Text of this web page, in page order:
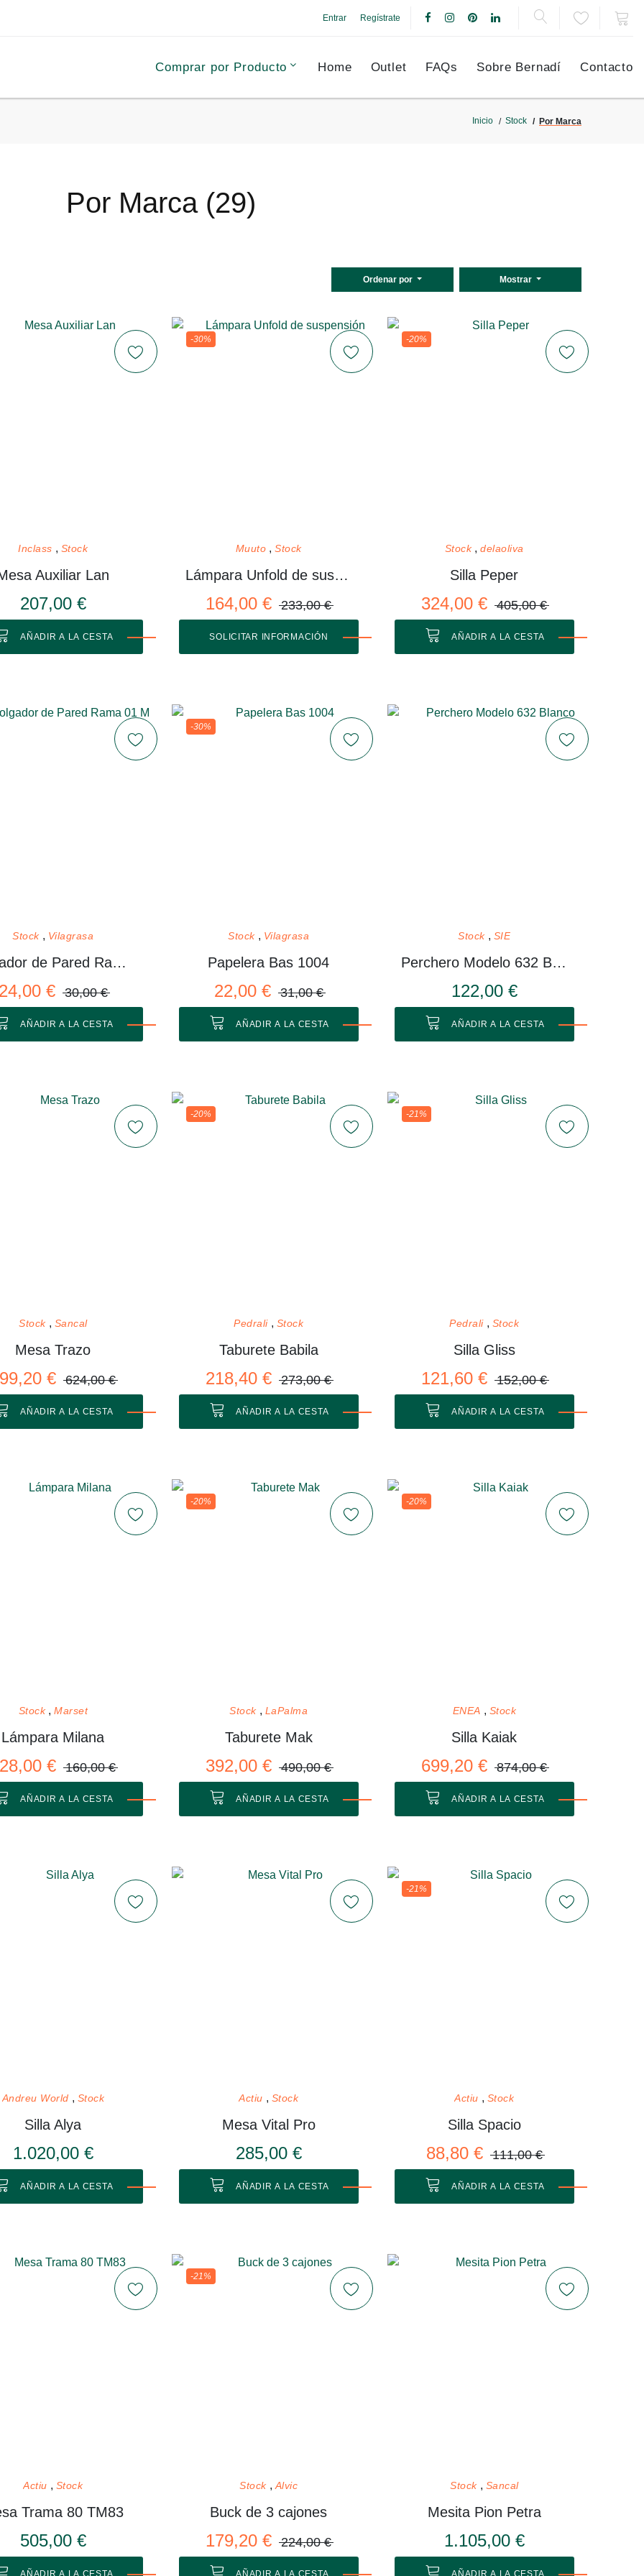
Entrar Regístrate
Comprar por Producto Home Outlet FAQs Sobre Bernadí Contacto
Inicio Stock Por Marca
Por Marca (29)
Ordenar por Mostrar
Inclass Stock
Auxiliar Lan
207,00 €
AÑADIR A LA CESTA
-30%
Muuto Stock
Lámpara Unfold de suspensión
164,00 € 233,00 €
SOLICITAR INFORMACIÓN
-20%
Stock delaoliva
Silla Peper
324,00 € 405,00 €
AÑADIR A LA CESTA
Stock Vilagrasa
Colgador de Pared Rama 01 M
€ 30,00 €
AÑADIR A LA CESTA
-30%
Stock Vilagrasa
Papelera Bas 1004
22,00 € 31,00 €
AÑADIR A LA CESTA
Stock SIE
Perchero Modelo 632 Blanco
122,00 €
AÑADIR A LA CESTA
Stock Sancal
Mesa Trazo
€ 624,00 €
AÑADIR A LA CESTA
-20%
Pedrali Stock
Taburete Babila
218,40 € 273,00 €
AÑADIR A LA CESTA
-21%
Pedrali Stock
Silla Gliss
121,60 € 152,00 €
AÑADIR A LA CESTA
Stock Marset
Lámpara Milana
€ 160,00 €
AÑADIR A LA CESTA
-20%
Stock LaPalma
Taburete Mak
392,00 € 490,00 €
AÑADIR A LA CESTA
-20%
ENEA Stock
Silla Kaiak
699,20 € 874,00 €
AÑADIR A LA CESTA
Andreu World Stock
Silla Alya
1.020,00 €
AÑADIR A LA CESTA
Actiu Stock
Mesa Vital Pro
285,00 €
AÑADIR A LA CESTA
-21%
Actiu Stock
Silla Spacio
88,80 € 111,00 €
AÑADIR A LA CESTA
Actiu Stock
Trama 80 TM83
505,00 €
AÑADIR A LA CESTA
-21%
Stock Alvic
Buck de 3 cajones
179,20 € 224,00 €
AÑADIR A LA CESTA
Stock Sancal
Mesita Pion Petra
1.105,00 €
AÑADIR A LA CESTA